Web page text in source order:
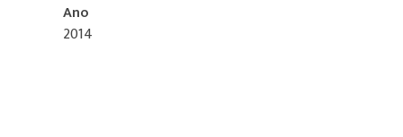
Ano
2014